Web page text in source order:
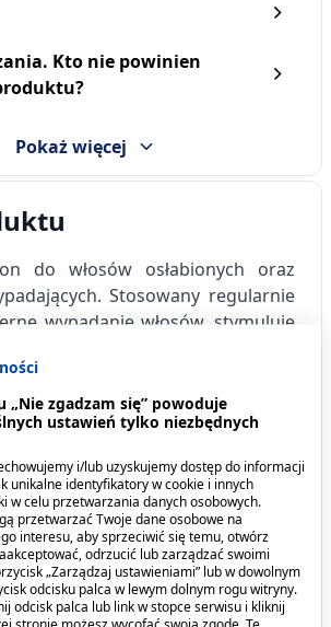
Dermena Hair Care,
ampułek
88,19 zł
Kto nie powinien
Pokaż więcej
do włosów osłabionych oraz
Stosowany regularnie
wypadanie włosów, stymuluje
głowy, wyraźnie odżywia i
Sprawia, że włosy są wyraźnie
produkt?
wypadanie włosów u
„Nie zgadzam się” powoduje
ustawień tylko niezbędnych
i/lub uzyskujemy dostęp do informacji
unikalne identyfikatory w cookie i innych
w celu przetwarzania danych osobowych.
przetwarzać Twoje dane osobowe na
interesu, aby sprzeciwić się temu, otwórz
odrzucić lub zarządzać swoimi
„Zarządzaj ustawieniami” lub w dowolnym
odcisku palca w lewym dolnym rogu witryny.
odcisk palca lub link w stopce serwisu i kliknij
stronie możesz wycofać swoją zgodę. Te